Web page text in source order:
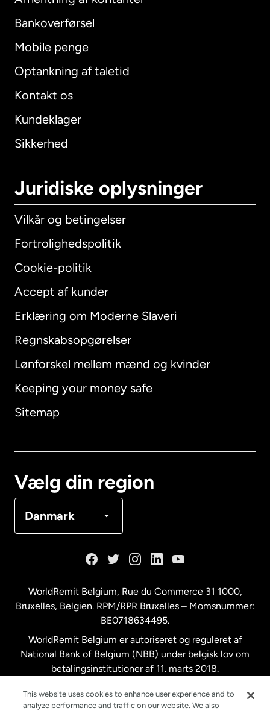
Bankoverførsel
Mobile penge
Optankning af taletid
Kontakt os
Kundeklager
Sikkerhed
Juridiske oplysninger
Vilkår og betingelser
Fortrolighedspolitik
Cookie-politik
Accept af kunder
Erklæring om Moderne Slaveri
Regnskabsopgørelser
Lønforskel mellem mænd og kvinder
Keeping your money safe
Sitemap
Vælg din region
Danmark
International English
Australien
Malaysia
New Zealand
Spanien
WorldRemit Belgium, Rue du Commerce 31 1000,
Bruxelles, Belgien. RPM/RPR Bruxelles – Momsnummer:
BE0718634495.
WorldRemit Belgium er autoriseret og reguleret af
National Bank of Belgium (NBB) under belgisk lov om
betalingsinstitutioner af 11. marts 2018.
This website uses cookies to enhance user experience and to
analyze performance and traffic on our website. We also